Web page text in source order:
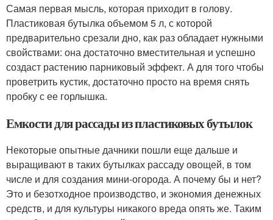
Самая первая мысль, которая приходит в голову.
Пластиковая бутылка объемом 5 л, с которой
предварительно срезали дно, как раз обладает нужными
свойствами: она достаточно вместительная и успешно
создаст растению парниковый эффект. А для того чтобы
проветрить кустик, достаточно просто на время снять
пробку с ее горлышка.
Емкости для рассады из пластиковых бутылок
Некоторые опытные дачники пошли еще дальше и
выращивают в таких бутылках рассаду овощей, в том
числе и для создания мини-огорода. А почему бы и нет?
Это и безотходное производство, и экономия денежных
средств, и для культуры никакого вреда опять же. Таким